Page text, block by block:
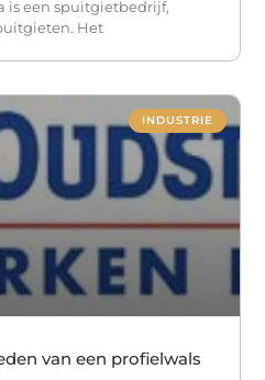
is een spuitgietbedrijf,
Het
INDUSTRIE
van een profielwals